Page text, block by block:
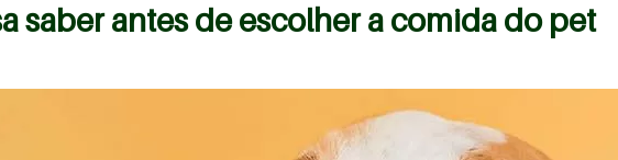
saber antes de escolher a comida do pet